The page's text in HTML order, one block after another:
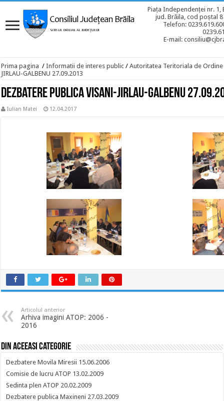
Piața Independenței nr. 1,
jud. Brăila, cod poștal
Telefon:
E-mail:
Prima pagina / Informatii de interes public / Autoritatea Teritoriala de Ordine
JIRLAU-GALBENU 27.09.2013
Dezbatere publica VISANI-JIRLAU-GALBENU
Iulian Matei 12.04.2017
Articolul anterior
Arhiva imagini ATOP: 2006 -
2016
Din aceeasi categorie
Dezbatere Movila Miresii 15.06.2006
Comisie de lucru ATOP 13.02.2009
Sedinta plen ATOP 20.02.2009
Dezbatere publica Maxineni 27.03.2009